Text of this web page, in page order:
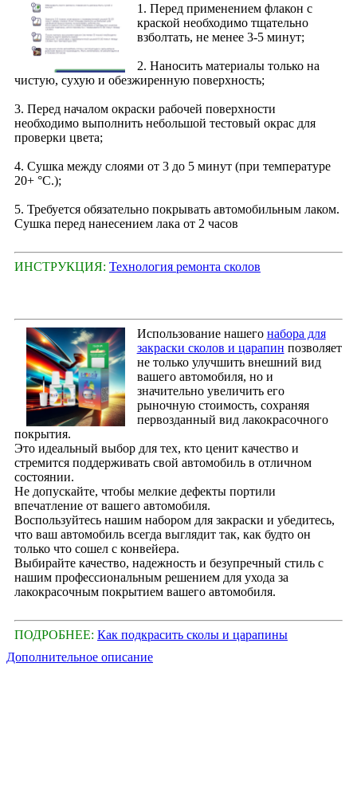
1. Перед применением флакон с
краской необходимо тщательно
взболтать, не менее 3-5 минут;
2. Наносить материалы только на
чистую, сухую и обезжиренную поверхность;
3. Перед началом окраски рабочей поверхности
необходимо выполнить небольшой тестовый окрас для
проверки цвета;
4. Сушка между слоями от 3 до 5 минут (при температуре
20+ °С.);
5. Требуется обязательно покрывать автомобильным лаком.
Сушка перед нанесением лака от 2 часов
ИНСТРУКЦИЯ: Технология ремонта сколов
Использование нашего набора для
закраски сколов и царапин позволяет
не только улучшить внешний вид
вашего автомобиля, но и
значительно увеличить его
рыночную стоимость, сохраняя
первозданный вид лакокрасочного
покрытия.
Это идеальный выбор для тех, кто ценит качество и
стремится поддерживать свой автомобиль в отличном
состоянии.
Не допускайте, чтобы мелкие дефекты портили
впечатление от вашего автомобиля.
Воспользуйтесь нашим набором для закраски и убедитесь,
что ваш автомобиль всегда выглядит так, как будто он
только что сошел с конвейера.
Выбирайте качество, надежность и безупречный стиль с
нашим профессиональным решением для ухода за
лакокрасочным покрытием вашего автомобиля.
ПОДРОБНЕЕ: Как подкрасить сколы и царапины
Дополнительное описание